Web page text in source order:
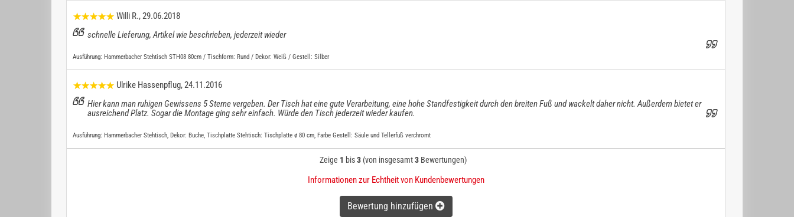
Willi R., 29.06.2018
schnelle Lieferung, Artikel wie beschrieben, jederzeit wieder
Ausführung: Hammerbacher Stehtisch STH08 80cm / Tischform: Rund / Dekor: Weiß / Gestell: Silber
Ulrike Hassenpflug, 24.11.2016
Hier kann man ruhigen Gewissens 5 Sterne vergeben. Der Tisch hat eine gute Verarbeitung, eine hohe Standfestigkeit durch den breiten Fuß und wackelt daher nicht. Außerdem bietet er
ausreichend Platz. Sogar die Montage ging sehr einfach. Würde den Tisch jederzeit wieder kaufen.
Ausführung: Hammerbacher Stehtisch, Dekor: Buche, Tischplatte Stehtisch: Tischplatte ø 80 cm, Farbe Gestell: Säule und Tellerfuß verchromt
Zeige 1 bis3(von insgesamt3Bewertungen)
Informationen zur Echtheit von Kundenbewertungen
Bewertung hinzufügen